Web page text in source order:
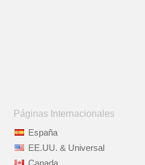
Páginas Internacionales
España
EE.UU. & Universal
Canada